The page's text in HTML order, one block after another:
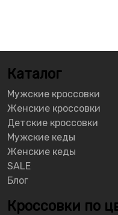
Каталог
Мужские кроссовки
Женские кроссовки
Детские кроссовки
Мужские кеды
Женские кеды
SALE
Блог
Кроссовки по